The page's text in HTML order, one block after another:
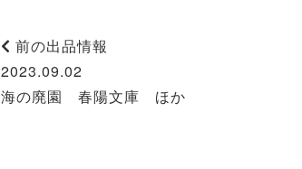
前の出品情報
2023.09.02
海の廃園 春陽文庫 ほか